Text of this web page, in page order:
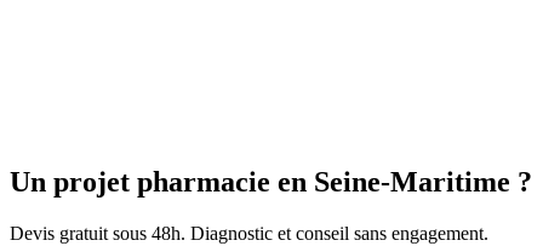
Un projet pharmacie en Seine-Maritime ?
Devis gratuit sous 48h. Diagnostic et conseil sans engagement.